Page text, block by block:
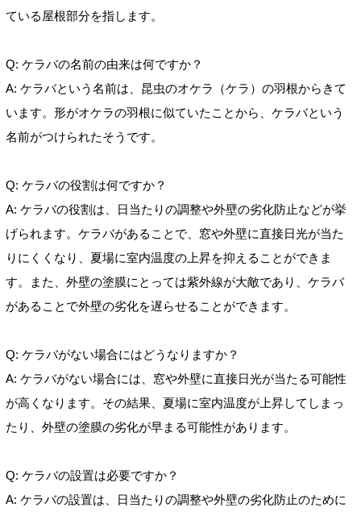
ている屋根部分を指します。
Q: ケラバの名前の由来は何ですか？
A: ケラバという名前は、昆虫のオケラ（ケラ）の羽根からきて
います。形がオケラの羽根に似ていたことから、ケラバという
名前がつけられたそうです。
Q: ケラバの役割は何ですか？
A: ケラバの役割は、日当たりの調整や外壁の劣化防止などが挙
げられます。ケラバがあることで、窓や外壁に直接日光が当た
りにくくなり、夏場に室内温度の上昇を抑えることができま
す。また、外壁の塗膜にとっては紫外線が大敵であり、ケラバ
があることで外壁の劣化を遅らせることができます。
Q: ケラバがない場合にはどうなりますか？
A: ケラバがない場合には、窓や外壁に直接日光が当たる可能性
が高くなります。その結果、夏場に室内温度が上昇してしまっ
たり、外壁の塗膜の劣化が早まる可能性があります。
Q: ケラバの設置は必要ですか？
A: ケラバの設置は、日当たりの調整や外壁の劣化防止のために